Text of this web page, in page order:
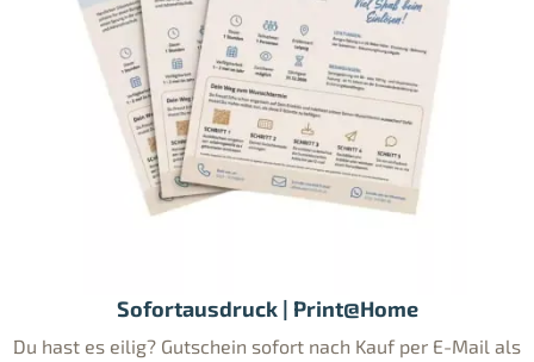
Sofortausdruck | Print@Home
Du hast es eilig? Gutschein sofort nach Kauf per E-Mail als